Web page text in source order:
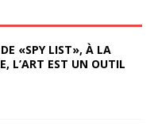
«SPY LIST», À LA
L’ART EST UN OUTIL